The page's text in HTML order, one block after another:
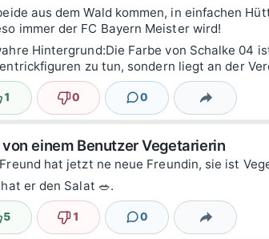
aus dem Wald kommen, in einfachen
immer der FC Bayern Meister wird!
Hintergrund:Die Farbe von Schalke 04
zu tun, sondern liegt an der
1 Nicht lustig
0 0
KommentareTeilen
einem Benutzer Vegetarierin
hat jetzt ne neue Freundin, sie ist
er den Salat 🥗.
5 Nicht lustig
1 0
KommentareTeilen